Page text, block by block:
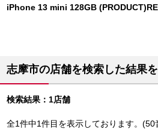
iPhone 13 mini 128GB
志摩市の店舗を検索した結果
検索結果：1店舗
全1件中1件目を表示しております。(50